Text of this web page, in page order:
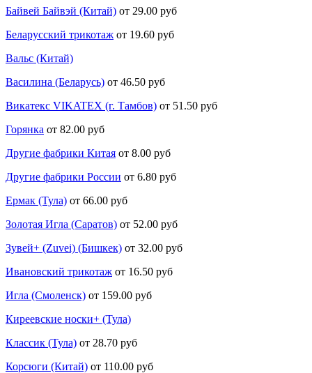
Байвей Байвэй (Китай) от 29.00 руб
Беларусский трикотаж от 19.60 руб
Вальс (Китай)
Василина (Беларусь) от 46.50 руб
Викатекс VIKATEX (г. Тамбов) от 51.50 руб
Горянка от 82.00 руб
Другие фабрики Китая от 8.00 руб
Другие фабрики России от 6.80 руб
Ермак (Тула) от 66.00 руб
Золотая Игла (Саратов) от 52.00 руб
Зувей+ (Zuvei) (Бишкек) от 32.00 руб
Ивановский трикотаж от 16.50 руб
Игла (Смоленск) от 159.00 руб
Киреевские носки+ (Тула)
Классик (Тула) от 28.70 руб
Корсюги (Китай) от 110.00 руб